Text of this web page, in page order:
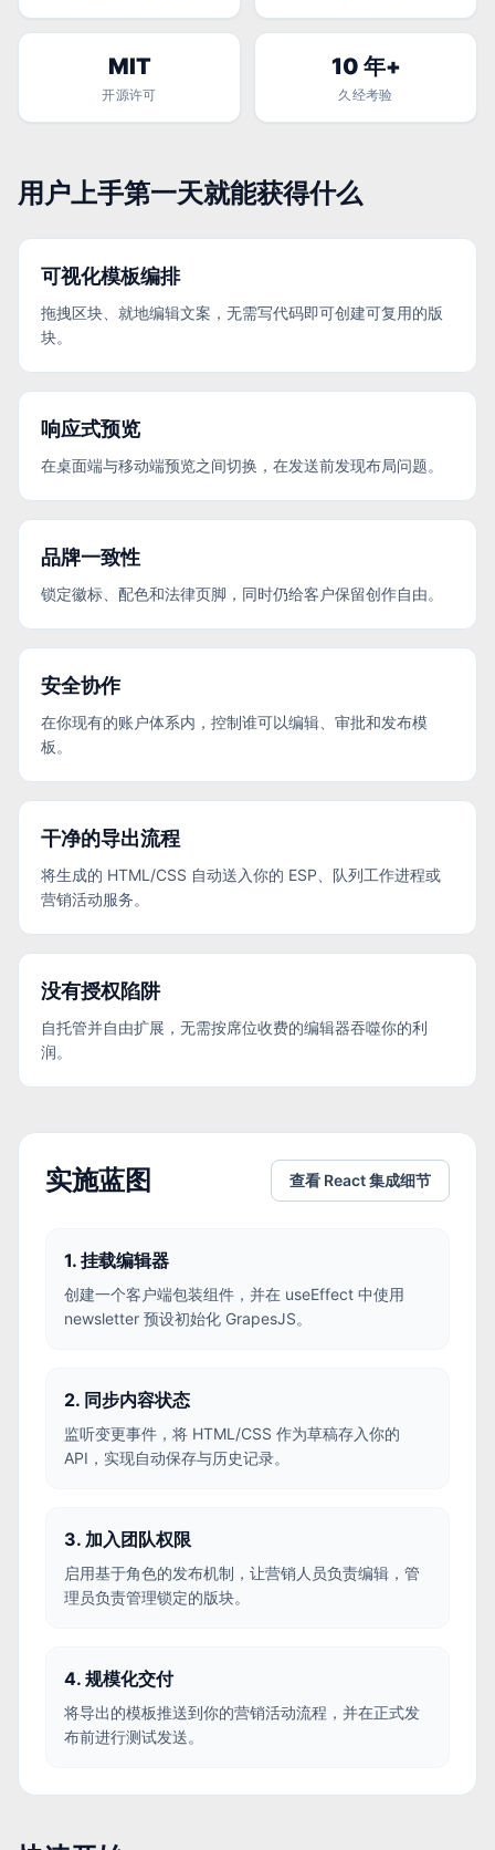
MIT
开源许可
10 年+
久经考验
用户上手第一天就能获得什么
可视化模板编排
拖拽区块、就地编辑文案，无需写代码即可创建可复用的版
块。
响应式预览
在桌面端与移动端预览之间切换，在发送前发现布局问题。
品牌一致性
锁定徽标、配色和法律页脚，同时仍给客户保留创作自由。
安全协作
在你现有的账户体系内，控制谁可以编辑、审批和发布模
板。
干净的导出流程
将生成的 HTML/CSS 自动送入你的 ESP、队列工作进程或
营销活动服务。
没有授权陷阱
自托管并自由扩展，无需按席位收费的编辑器吞噬你的利
润。
实施蓝图 查看 React 集成细节
1. 挂载编辑器
创建一个客户端包装组件，并在 useEffect 中使用
newsletter 预设初始化 GrapesJS。
2. 同步内容状态
监听变更事件，将 HTML/CSS 作为草稿存入你的
API，实现自动保存与历史记录。
3. 加入团队权限
启用基于角色的发布机制，让营销人员负责编辑，管
理员负责管理锁定的版块。
4. 规模化交付
将导出的模板推送到你的营销活动流程，并在正式发
布前进行测试发送。